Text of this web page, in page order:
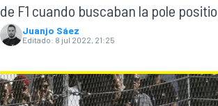
de F1 cuando buscaban la pole
Juanjo Sáez
Editado: 8 jul 2022, 21:25